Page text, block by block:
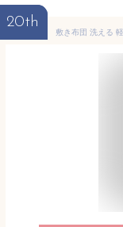
20th